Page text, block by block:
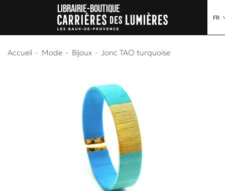
FR
Librairie-boutique
Accueil Mode Bijoux Jonc TAO turquoise